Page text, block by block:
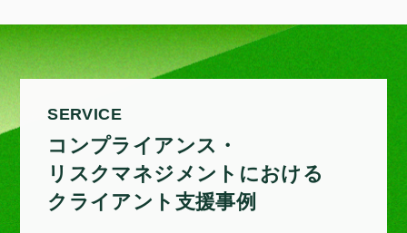
SERVICE
コンプライアンス・
リスクマネジメントにおける
クライアント支援事例